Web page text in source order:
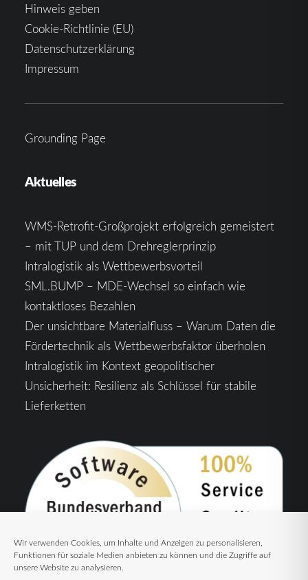
Wir verwenden Cookies, um Inhalte und Anzeigen zu personalisieren,
Funktionen für soziale Medien anbieten zu können und die Zugriffe auf
unsere Website zu analysieren.
Hinweis geben
Cookie-Richtlinie (EU)
Datenschutzerklärung
Impressum
Grounding Page
Aktuelles
WMS-Retrofit-Großprojekt erfolgreich gemeistert
– mit TUP und dem Drehreglerprinzip
Intralogistik als Wettbewerbsvorteil
SML.BUMP – MDE-Wechsel so einfach wie
kontaktloses Bezahlen
Der unsichtbare Materialfluss – Warum Daten die
Fördertechnik als Wettbewerbsfaktor überholen
Intralogistik im Kontext geopolitischer
Unsicherheit: Resilienz als Schlüssel für stabile
Lieferketten